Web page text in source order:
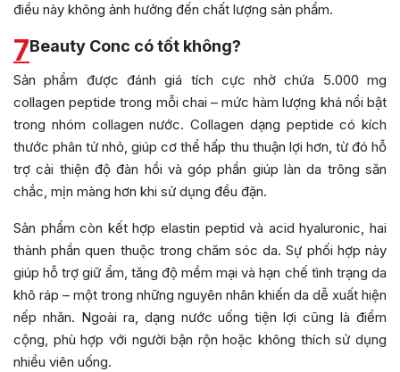
điều này không ảnh hưởng đến chất lượng sản phẩm.
7Beauty Conc có tốt không?
Sản phẩm được đánh giá tích cực nhờ chứa 5.000 mg
collagen peptide trong mỗi chai – mức hàm lượng khá nổi bật
trong nhóm collagen nước. Collagen dạng peptide có kích
thước phân tử nhỏ, giúp cơ thể hấp thu thuận lợi hơn, từ đó hỗ
trợ cải thiện độ đàn hồi và góp phần giúp làn da trông săn
chắc, mịn màng hơn khi sử dụng đều đặn.
Sản phẩm còn kết hợp elastin peptid và acid hyaluronic, hai
thành phần quen thuộc trong chăm sóc da. Sự phối hợp này
giúp hỗ trợ giữ ẩm, tăng độ mềm mại và hạn chế tình trạng da
khô ráp – một trong những nguyên nhân khiến da dễ xuất hiện
nếp nhăn. Ngoài ra, dạng nước uống tiện lợi cũng là điểm
cộng, phù hợp với người bận rộn hoặc không thích sử dụng
nhiều viên uống.